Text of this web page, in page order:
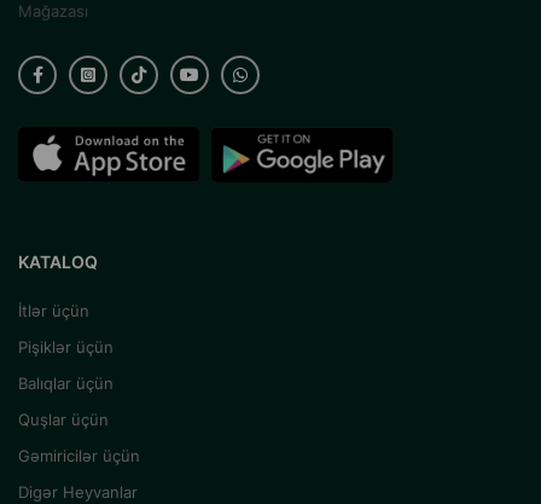
Mağazası
KATALOQ
İtlər üçün
Pişiklər üçün
Balıqlar üçün
Quşlar üçün
Gəmiricilər üçün
Digər Heyvanlar